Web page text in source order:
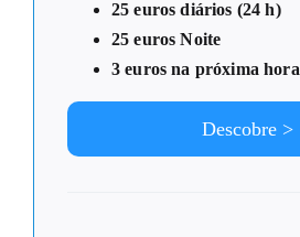
25 euros diários (24 h)
25 euros Noite
3 euros na próxima hora
Descobre >